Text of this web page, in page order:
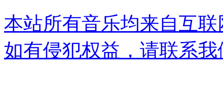
本站所有音乐均来自互
如有侵犯权益，请联系